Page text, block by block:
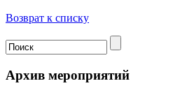
Возврат к списку
Архив мероприятий